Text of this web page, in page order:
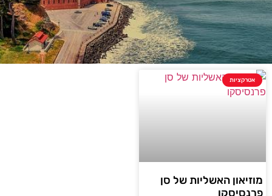
אטרקציות
מוזיאון האשליות של סן
פרנסיסקו